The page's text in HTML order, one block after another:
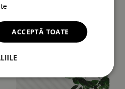
ACCEPTĂ TOATE